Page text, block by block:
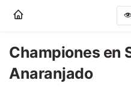
Nota:
este
web
incluye
un
Championes en
Anaranjado
Mujer